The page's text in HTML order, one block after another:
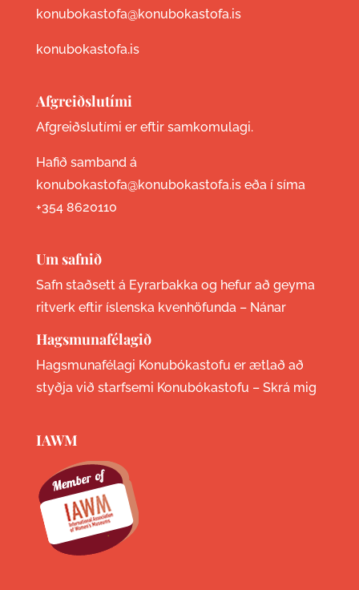
konubokastofa@konubokastofa.is
konubokastofa.is
Afgreiðslutími
Afgreiðslutími er eftir samkomulagi.
Hafið samband á
konubokastofa@konubokastofa.is eða í síma
+354 8620110
Um safnið
Safn staðsett á Eyrarbakka og hefur að geyma
ritverk eftir íslenska kvenhöfunda – Nánar
Hagsmunafélagið
Hagsmunafélagi Konubókastofu er ætlað að
styðja við starfsemi Konubókastofu – Skrá mig
IAWM